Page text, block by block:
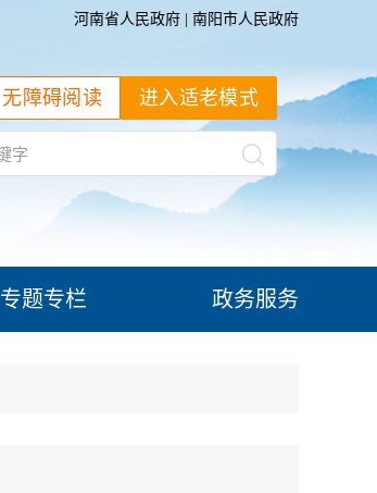
河南省人民政府 南阳市人民政府
进入适老模式
无障碍阅读
专题专栏 政务服务